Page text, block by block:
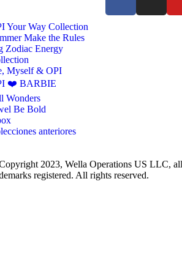
Your Way Collection
Make the Rules
Zodiac Energy
Myself & OPI
❤️ BARBIE
Wonders
Be Bold
anteriores
2023, Wella Operations US LLC, all
registered. All rights reserved.